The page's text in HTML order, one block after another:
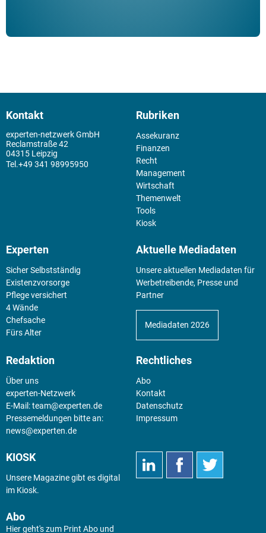
Kontakt
experten-netzwerk GmbH
Reclamstraße 42
04315 Leipzig
+49 341 98995950
Rubriken
Assekuranz
Finanzen
Recht
Management
Wirtschaft
Themenwelt
Tools
Kiosk
Experten
Sicher Selbstständig
Existenz­vorsorge
Pflege versichert
4 Wände
Chefsache
Fürs Alter
Aktuelle Mediadaten
Unsere aktuellen Mediadaten für
Werbetreibende, Presse und
Partner
Mediadaten 2026
Redaktion
Über uns
experten-Netzwerk
E-Mail:team@experten.de
Pressemeldungen bitte an:
news@experten.de
Rechtliches
Abo
Kontakt
Datenschutz
Impressum
KIOSK
Unsere Magazine gibt es digital
im Kiosk.
Abo
Hier geht's zum Print Abo und